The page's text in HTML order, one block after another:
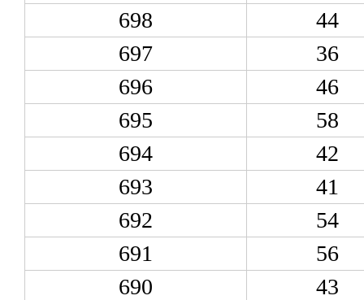
698
44
697
36
696
46
695
58
694
42
693
41
692
54
691
56
690
43